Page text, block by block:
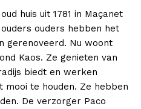
huis uit 1781 in Maçanet
ouders ouders hebben het
gerenoveerd. Nu woont
Kaos. Ze genieten van
biedt en werken
te houden. Ze hebben
De verzorger Paco